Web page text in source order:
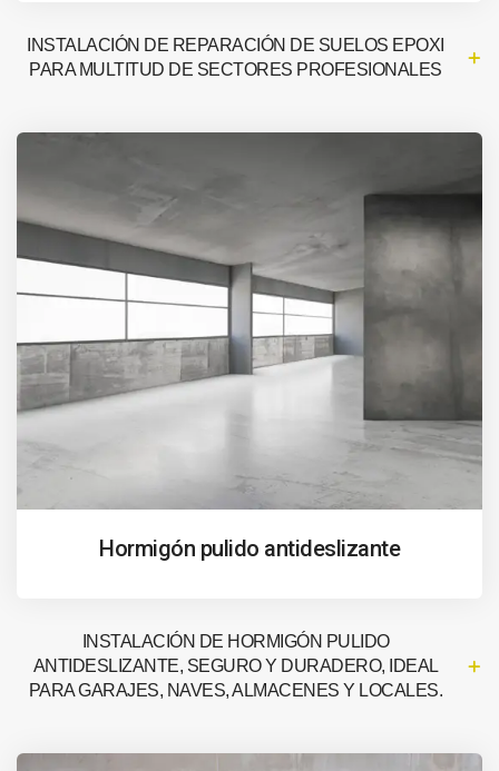
INSTALACIÓN DE REPARACIÓN DE SUELOS EPOXI
PARA MULTITUD DE SECTORES PROFESIONALES
Hormigón pulido antideslizante
INSTALACIÓN DE HORMIGÓN PULIDO
ANTIDESLIZANTE, SEGURO Y DURADERO, IDEAL
PARA GARAJES, NAVES, ALMACENES Y LOCALES.